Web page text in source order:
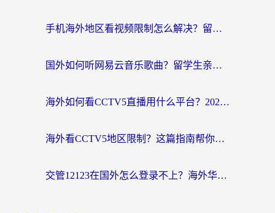
手机海外地区看视频限制怎么解决？留学生亲测有效的回国加速器指南
国外如何听网易云音乐歌曲？留学生亲测有效的回国加速方案
海外如何看CCTV5直播用什么平台？2026最新指南：看欧洲杯、中超、奥运不再卡
海外看CCTV5地区限制？这篇指南帮你流畅看欧洲杯、NBA还听中文解说
交管12123在国外怎么登录不上？海外华人必看的回国加速器选择指南